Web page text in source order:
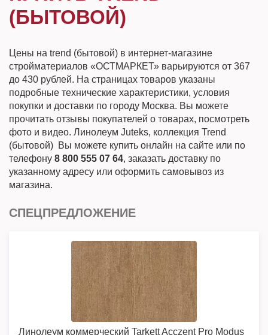
(БЫТОВОЙ)
Цены на trend (бытовой) в интернет-магазине
стройматериалов «ОСТМАРКЕТ» варьируются от 367
до 430 рублей. На страницах товаров указаны
подробные технические характеристики, условия
покупки и доставки по городу Москва. Вы можете
прочитать отзывы покупателей о товарах, посмотреть
фото и видео. Линолеум Juteks, коллекция Trend
(бытовой) Вы можете купить онлайн на сайте или по
телефону 8 800 555 07 64, заказать доставку по
указанному адресу или оформить самовывоз из
магазина.
СПЕЦПРЕДЛОЖЕНИЕ
Линолеум коммерческий Tarkett Acczent Pro Modus